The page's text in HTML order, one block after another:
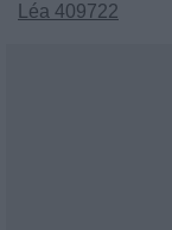
Léa 409722